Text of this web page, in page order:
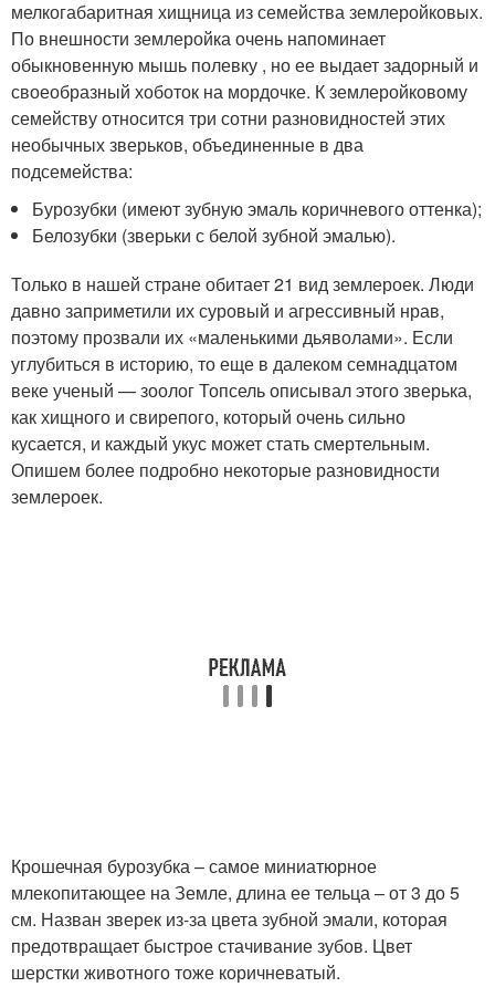
мелкогабаритная хищница из семейства землеройковых.
По внешности землеройка очень напоминает
обыкновенную мышь полевку , но ее выдает задорный и
своеобразный хоботок на мордочке. К землеройковому
семейству относится три сотни разновидностей этих
необычных зверьков, объединенные в два
подсемейства:
Бурозубки (имеют зубную эмаль коричневого оттенка);
Белозубки (зверьки с белой зубной эмалью).
Только в нашей стране обитает 21 вид землероек. Люди
давно заприметили их суровый и агрессивный нрав,
поэтому прозвали их «маленькими дьяволами». Если
углубиться в историю, то еще в далеком семнадцатом
веке ученый — зоолог Топсель описывал этого зверька,
как хищного и свирепого, который очень сильно
кусается, и каждый укус может стать смертельным.
Опишем более подробно некоторые разновидности
землероек.
Крошечная бурозубка – самое миниатюрное
млекопитающее на Земле, длина ее тельца – от 3 до 5
см. Назван зверек из-за цвета зубной эмали, которая
предотвращает быстрое стачивание зубов. Цвет
шерстки животного тоже коричневатый.